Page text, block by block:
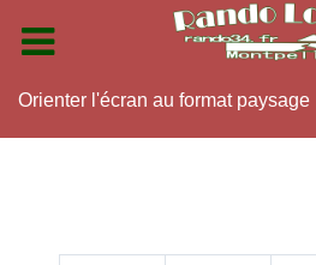
Orienter l'écran au format paysage